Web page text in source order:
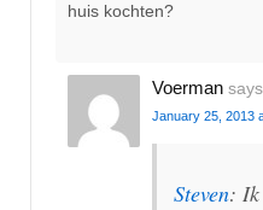
huis kochten?
Voerman
January 25, 2013
Steven: Ik